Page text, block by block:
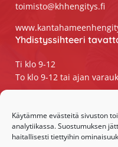
Käytämme evästeitä sivuston
analytiikassa. Suostumuksen
haitallisesti tiettyihin
toimisto@khhengitys.fi
Yhdistyssihteeri
Ti klo 9-12
To klo 9-12 tai ajan
maanantaista